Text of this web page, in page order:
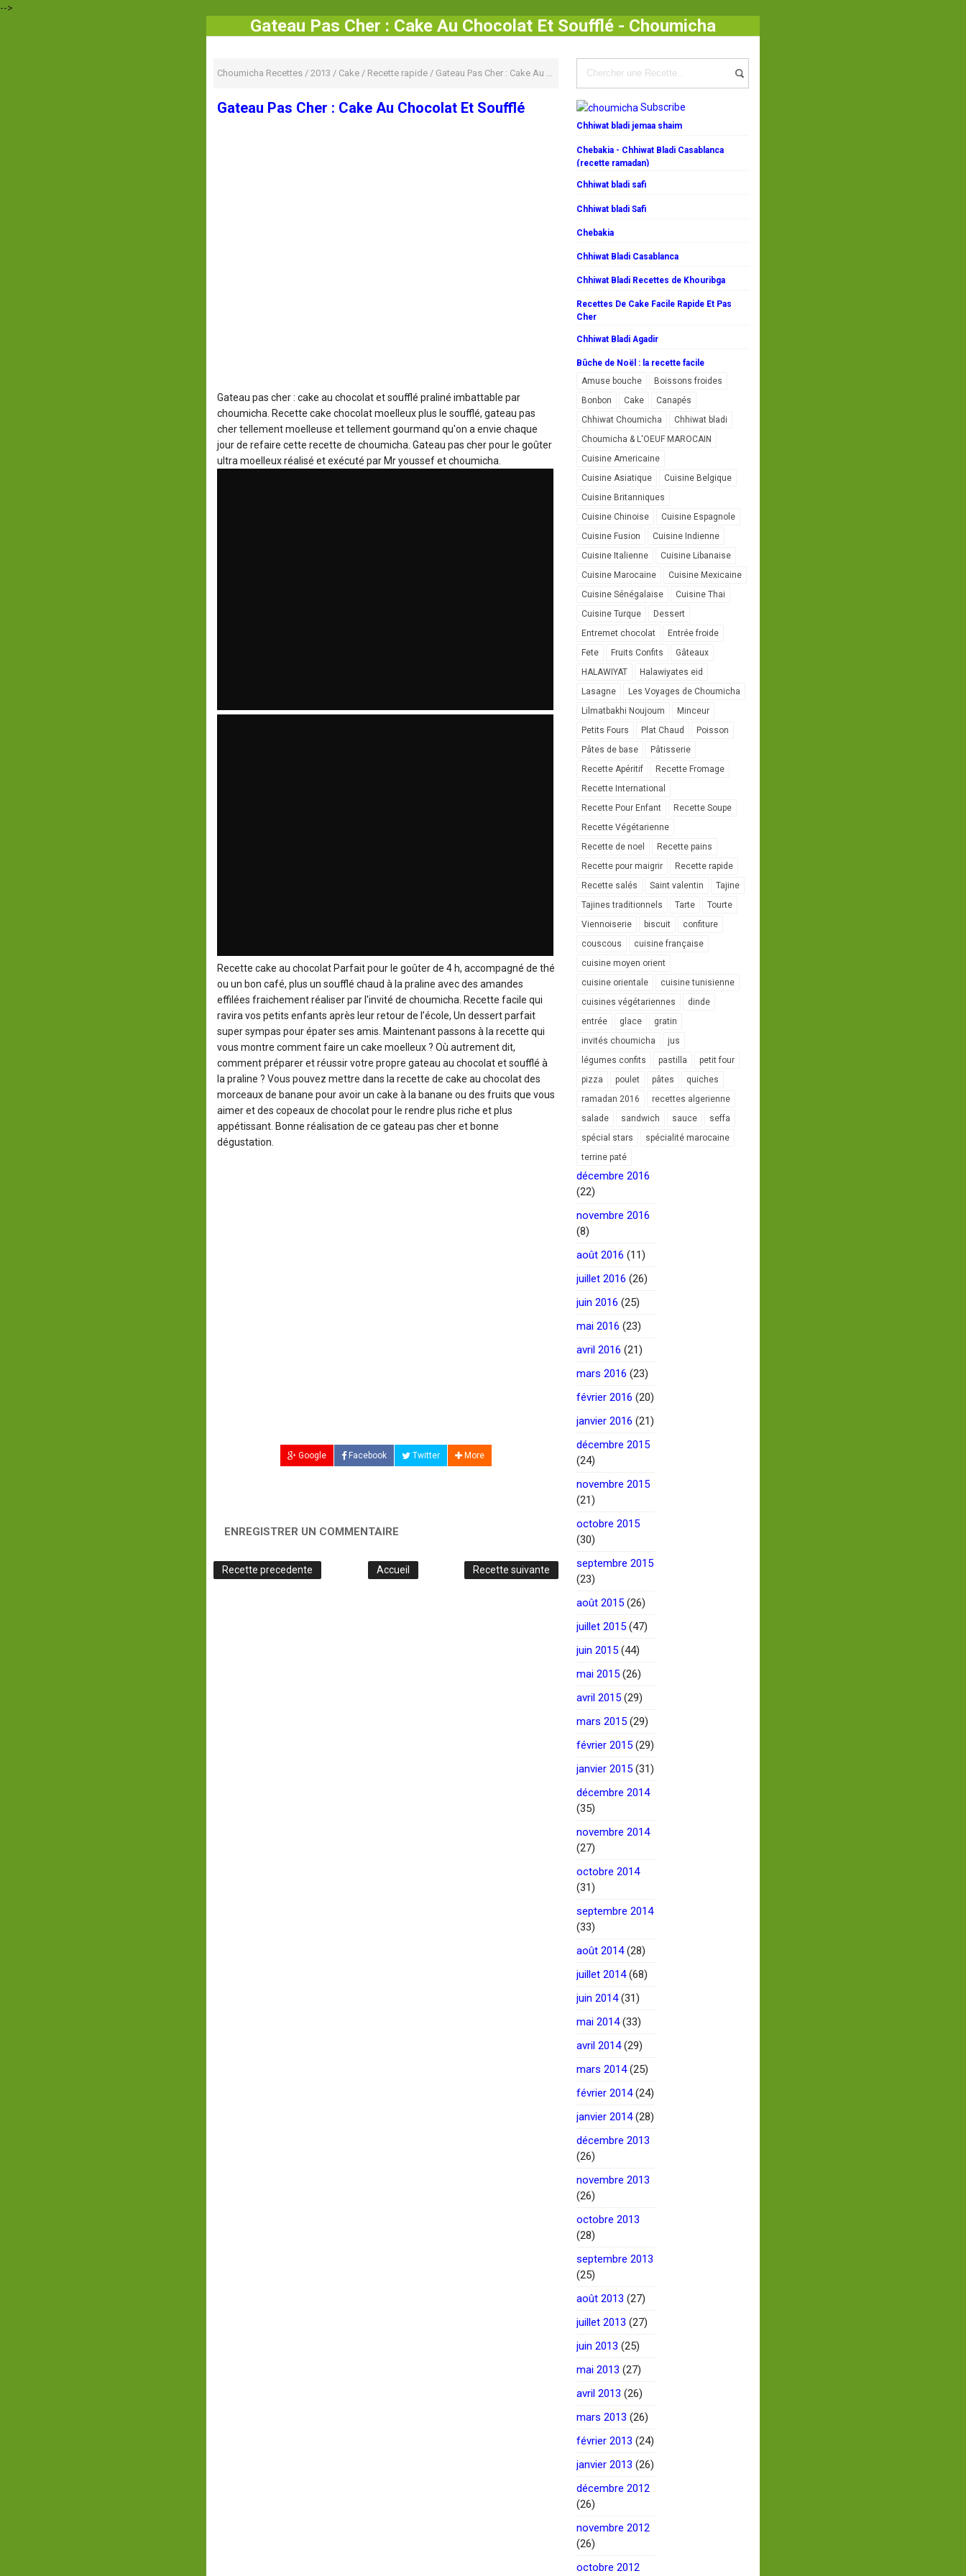
-->
Gateau Pas Cher : Cake Au Chocolat Et Soufflé - Choumicha
Choumicha Recettes / 2013 / Cake / Recette rapide / Gateau Pas Cher : Cake Au Chocolat Et Soufflé
Gateau Pas Cher : Cake Au Chocolat Et Soufflé
Gateau pas cher : cake au chocolat et soufflé praliné imbattable par
choumicha. Recette cake chocolat moelleux plus le soufflé, gateau pas
cher tellement moelleuse et tellement gourmand qu'on a envie chaque
jour de refaire cette recette de choumicha. Gateau pas cher pour le goûter
ultra moelleux réalisé et exécuté par Mr youssef et choumicha.
Recette cake au chocolat Parfait pour le goûter de 4 h, accompagné de thé
ou un bon café, plus un soufflé chaud à la praline avec des amandes
effilées fraichement réaliser par l'invité de choumicha. Recette facile qui
ravira vos petits enfants après leur retour de l’école, Un dessert parfait
super sympas pour épater ses amis. Maintenant passons à la recette qui
vous montre comment faire un cake moelleux ? Où autrement dit,
comment préparer et réussir votre propre gateau au chocolat et soufflé à
la praline ? Vous pouvez mettre dans la recette de cake au chocolat des
morceaux de banane pour avoir un cake à la banane ou des fruits que vous
aimer et des copeaux de chocolat pour le rendre plus riche et plus
appétissant. Bonne réalisation de ce gateau pas cher et bonne
dégustation.
Google Facebook Twitter More
ENREGISTRER UN COMMENTAIRE
Recette precedente Recette suivante
Accueil
Subscribe
Chhiwat bladi jemaa shaim
Chebakia - Chhiwat Bladi Casablanca
(recette ramadan)
Chhiwat bladi safi
Chhiwat bladi Safi
Chebakia
Chhiwat Bladi Casablanca
Chhiwat Bladi Recettes de Khouribga
Recettes De Cake Facile Rapide Et Pas
Cher
Chhiwat Bladi Agadir
Bûche de Noël : la recette facile
Amuse bouche
Boissons froides
Bonbon
Cake
Canapés
Chhiwat Choumicha
Chhiwat bladi
Choumicha & L'OEUF MAROCAIN
Cuisine Americaine
Cuisine Asiatique
Cuisine Belgique
Cuisine Britanniques
Cuisine Chinoise
Cuisine Espagnole
Cuisine Fusion
Cuisine Indienne
Cuisine Italienne
Cuisine Libanaise
Cuisine Marocaine
Cuisine Mexicaine
Cuisine Sénégalaise
Cuisine Thai
Cuisine Turque
Dessert
Entremet chocolat
Entrée froide
Fete
Fruits Confits
Gâteaux
HALAWIYAT
Halawiyates eid
Lasagne
Les Voyages de Choumicha
Lilmatbakhi Noujoum
Minceur
Petits Fours
Plat Chaud
Poisson
Pâtes de base
Pâtisserie
Recette Apéritif
Recette Fromage
Recette International
Recette Pour Enfant
Recette Soupe
Recette Végétarienne
Recette de noel
Recette pains
Recette pour maigrir
Recette rapide
Recette salés
Saint valentin
Tajine
Tajines traditionnels
Tarte
Tourte
Viennoiserie
biscuit
confiture
couscous
cuisine française
cuisine moyen orient
cuisine orientale
cuisine tunisienne
cuisines végétariennes
dinde
entrée
glace
gratin
invités choumicha
jus
légumes confits
pastilla
petit four
pizza
poulet pâtes
quiches
ramadan 2016
recettes algerienne
salade
sandwich sauce
seffa
spécial stars
spécialité marocaine
terrine paté
décembre 2016
(22)
novembre 2016
(8)
août 2016 (11)
juillet 2016 (26)
juin 2016 (25)
mai 2016 (23)
avril 2016 (21)
mars 2016 (23)
février 2016 (20)
janvier 2016 (21)
décembre 2015
(24)
novembre 2015
(21)
octobre 2015
(30)
septembre 2015
(23)
août 2015 (26)
juillet 2015 (47)
juin 2015 (44)
mai 2015 (26)
avril 2015 (29)
mars 2015 (29)
février 2015 (29)
janvier 2015 (31)
décembre 2014
(35)
novembre 2014
(27)
octobre 2014
(31)
septembre 2014
(33)
août 2014(28)
juillet 2014(68)
juin 2014(31)
mai 2014(33)
avril 2014(29)
mars 2014(25)
février 2014(24)
janvier 2014(28)
décembre 2013
(26)
novembre 2013
(26)
octobre 2013
(28)
septembre 2013
(25)
août 2013 (27)
juillet 2013 (27)
juin 2013 (25)
mai 2013 (27)
avril 2013 (26)
mars 2013 (26)
février 2013 (24)
janvier 2013 (26)
décembre 2012
(26)
novembre 2012
(26)
octobre 2012